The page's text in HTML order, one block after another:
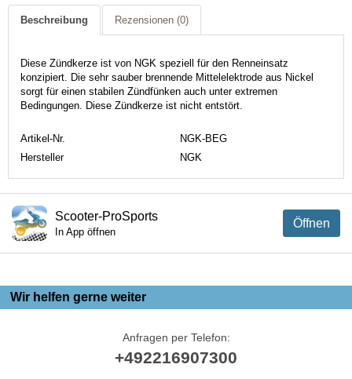
Beschreibung Rezensionen (0)
Diese Zündkerze ist von NGK speziell für den Renneinsatz
konzipiert. Die sehr sauber brennende Mittelelektrode aus Nickel
sorgt für einen stabilen Zündfünken auch unter extremen
Bedingungen. Diese Zündkerze ist nicht entstört.
Artikel-Nr.
NGK-BEG
Hersteller
NGK
Öffnen
Scooter-ProSports
In App öffnen
Wir helfen gerne weiter
Anfragen per Telefon:
+492216907300